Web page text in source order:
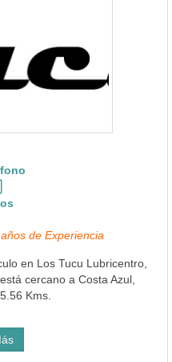
de Experiencia
en Los Tucu Lubricentro,
cercano a Costa Azul,
Kms.